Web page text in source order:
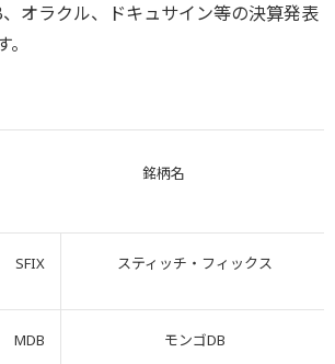
オラクル、ドキュサイン等の決算発表
銘柄名
SFIX スティッチ・フィックス
MDB モンゴDB